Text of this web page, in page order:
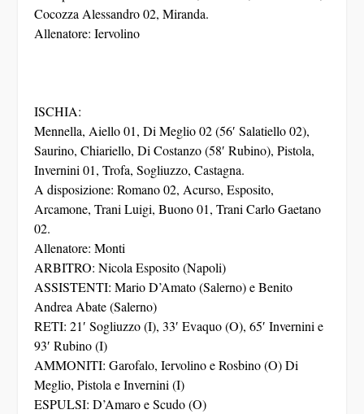
Cocozza Alessandro 02, Miranda.
Allenatore: Iervolino
ISCHIA:
Mennella, Aiello 01, Di Meglio 02 (56′ Salatiello 02),
Saurino, Chiariello, Di Costanzo (58′ Rubino), Pistola,
Invernini 01, Trofa, Sogliuzzo, Castagna.
A disposizione: Romano 02, Acurso, Esposito,
Arcamone, Trani Luigi, Buono 01, Trani Carlo Gaetano
02.
Allenatore: Monti
ARBITRO: Nicola Esposito (Napoli)
ASSISTENTI: Mario D’Amato (Salerno) e Benito
Andrea Abate (Salerno)
RETI: 21′ Sogliuzzo (I), 33′ Evaquo (O), 65′ Invernini e
93′ Rubino (I)
AMMONITI: Garofalo, Iervolino e Rosbino (O) Di
Meglio, Pistola e Invernini (I)
ESPULSI: D’Amaro e Scudo (O)